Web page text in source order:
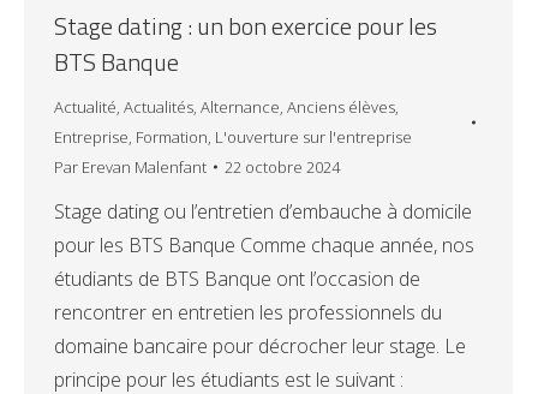
Stage dating : un bon exercice pour les
BTS Banque
Actualité Actualités Alternance Anciens élèves
Entreprise Formation L'ouverture sur l'entreprise
Par Erevan Malenfant 22 octobre 2024
Stage dating ou l’entretien d’embauche à domicile
pour les BTS Banque Comme chaque année, nos
étudiants de BTS Banque ont l’occasion de
rencontrer en entretien les professionnels du
domaine bancaire pour décrocher leur stage. Le
principe pour les étudiants est le suivant :